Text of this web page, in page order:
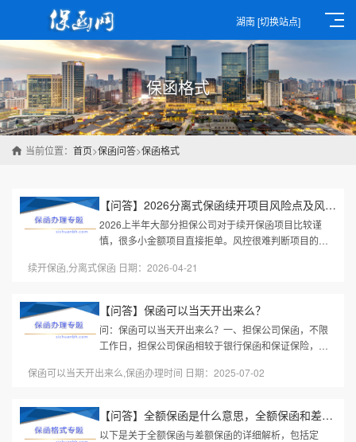
湖南[切换站点]
保函格式
当前位置： 首页>保函问答>保函格式
【问答】2026分离式保函续开项目风险点及风控措施？
2026上半年大部分担保公司对于续开保函项目比较谨
慎，很多小金额项目直接拒单。风控很难判断项目的真
函仍然真实有效，此时续开的保...
续开保函,分离式保函 日期：2026-04-21
【问答】保函可以当天开出来么？
问：保函可以当天开出来么？一、担保公司保函，不限
工作日，担保公司保函相较于银行保函和保证保险，资
开出。部分担保公司周末也可...
保函可以当天开出来么,保函办理时间 日期：2025-07-02
【问答】全额保函是什么意思，全额保函和差额保函区别
以下是关于全额保函与差额保函的详细解析，包括定